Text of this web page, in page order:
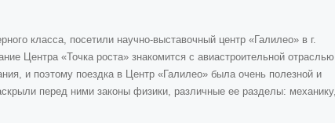
класса, посетили научно-выставочный центр «Галилео» в г.
Центра «Точка роста» знакомится с авиастроительной отраслью
и поэтому поездка в Центр «Галилео» была очень полезной и
перед ними законы физики, различные ее разделы: механику,